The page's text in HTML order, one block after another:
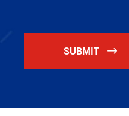
SUBMIT 